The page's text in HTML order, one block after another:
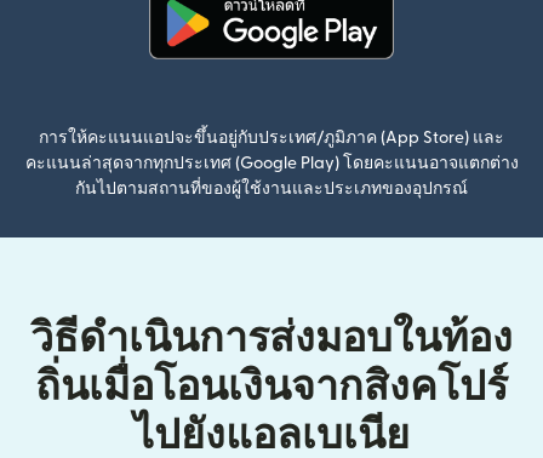
การให้คะแนนแอปจะขึ้นอยู่กับประเทศ/ภูมิภาค (App Store) และ
คะแนนล่าสุดจากทุกประเทศ (Google Play) โดยคะแนนอาจแตกต่าง
กันไปตามสถานที่ของผู้ใช้งานและประเภทของอุปกรณ์
วิธีดำเนินการส่งมอบในท้อง
ถิ่นเมื่อโอนเงินจากสิงคโปร์
ไปยังแอลเบเนีย